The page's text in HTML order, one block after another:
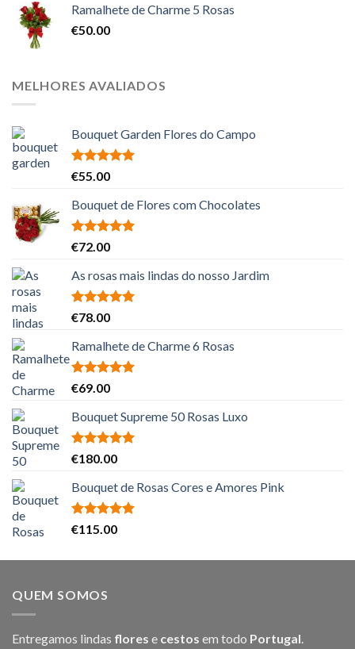
Ramalhete de Charme 5 Rosas
€50.00
MELHORES AVALIADOS
Bouquet Garden Flores do Campo
Avaliação
€55.00
Bouquet de Flores com Chocolates
Avaliação
€72.00
As rosas mais lindas do nosso Jardim
Avaliação
€78.00
Ramalhete de Charme 6 Rosas
Avaliação
€69.00
Bouquet Supreme 50 Rosas Luxo
Avaliação
€180.00
Bouquet de Rosas Cores e Amores Pink
Avaliação
€115.00
QUEM SOMOS
Entregamos lindas flores e cestos em todo Portugal.